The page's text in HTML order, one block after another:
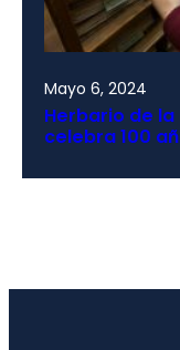
Mayo 6, 2024
Herbario de
celebra 100